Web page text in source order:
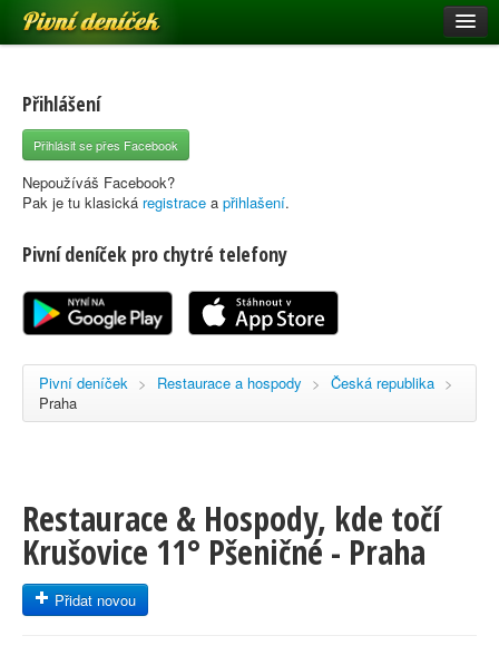
Pivní deníček
Pivní mapa
Pivní značky
Nápověda
Registrace
Přihlášení
Přihlásit se přes Facebook
Nepoužíváš Facebook?
Pak je tu klasická registrace a přihlašení.
Pivní deníček pro chytré telefony
Pivní deníček > Restaurace a hospody > Česká republika >
Praha
Restaurace & Hospody, kde točí
Krušovice 11° Pšeničné - Praha
Přidat novou